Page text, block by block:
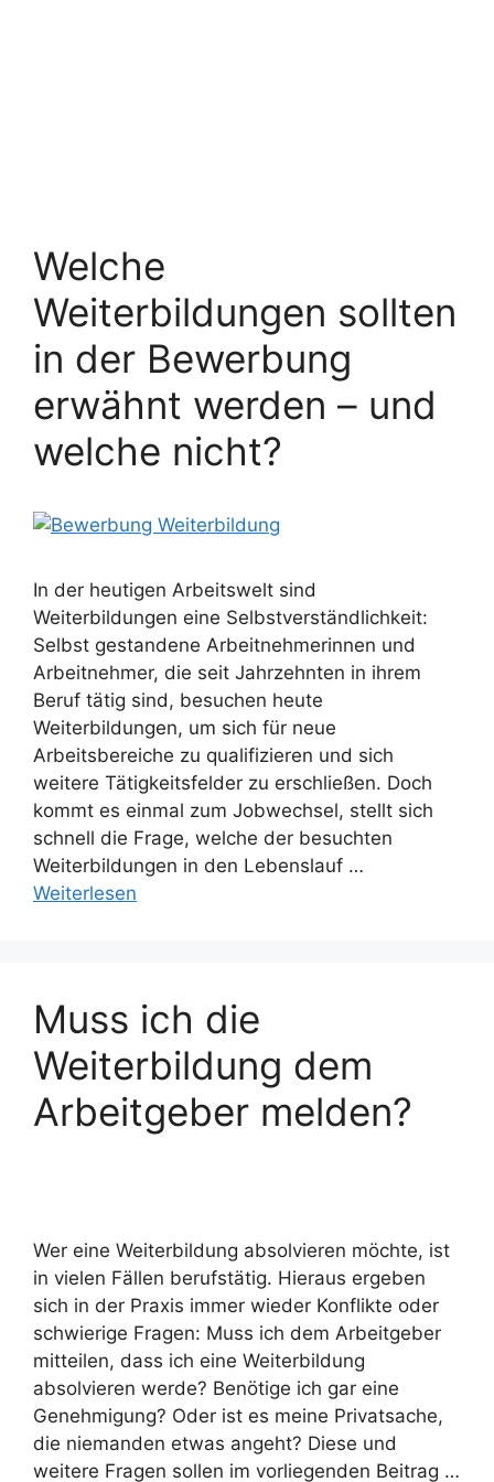
Welche
Weiterbildungen sollten
in der Bewerbung
erwähnt werden – und
welche nicht?
In der heutigen Arbeitswelt sind
Weiterbildungen eine Selbstverständlichkeit:
Selbst gestandene Arbeitnehmerinnen und
Arbeitnehmer, die seit Jahrzehnten in ihrem
Beruf tätig sind, besuchen heute
Weiterbildungen, um sich für neue
Arbeitsbereiche zu qualifizieren und sich
weitere Tätigkeitsfelder zu erschließen. Doch
kommt es einmal zum Jobwechsel, stellt sich
schnell die Frage, welche der besuchten
Weiterbildungen in den Lebenslauf …
Weiterlesen
Muss ich die
Weiterbildung dem
Arbeitgeber melden?
Wer eine Weiterbildung absolvieren möchte, ist
in vielen Fällen berufstätig. Hieraus ergeben
sich in der Praxis immer wieder Konflikte oder
schwierige Fragen: Muss ich dem Arbeitgeber
mitteilen, dass ich eine Weiterbildung
absolvieren werde? Benötige ich gar eine
Genehmigung? Oder ist es meine Privatsache,
die niemanden etwas angeht? Diese und
weitere Fragen sollen im vorliegenden Beitrag …